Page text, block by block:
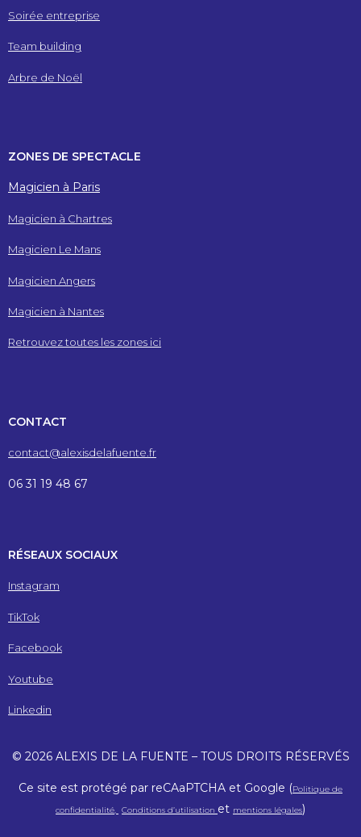
Soirée entreprise
Team building
Arbre de Noël
ZONES DE SPECTACLE
Magicien à Paris
Magicien à Chartres
Magicien Le Mans
Magicien Angers
Magicien à Nantes
Retrouvez toutes les zones ici
CONTACT
contact@alexisdelafuente.fr
06 31 19 48 67
RÉSEAUX SOCIAUX
Instagram
TikTok
Facebook
Youtube
Linkedin
© 2026 ALEXIS DE LA FUENTE – TOUS DROITS RÉSERVÉS
Ce site est protégé par reCAaPTCHA et Google (Politique de
confidentialité, Conditions d’utilisation et mentions légales)